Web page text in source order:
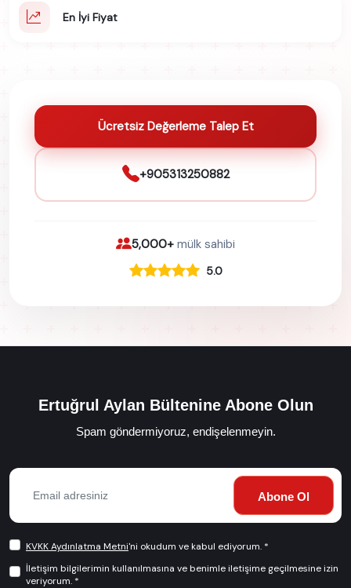
En İyi Fiyat
Ücretsiz Değerleme Talep Et
+905313250882
5,000+ mülk sahibi
5.0
Ertuğrul Aylan Bültenine Abone Olun
Spam göndermiyoruz, endişelenmeyin.
Abone Ol
KVKK Aydınlatma Metni'ni okudum ve kabul ediyorum. *
İletişim bilgilerimin kullanılmasına ve benimle iletişime geçilmesine izin
veriyorum. *